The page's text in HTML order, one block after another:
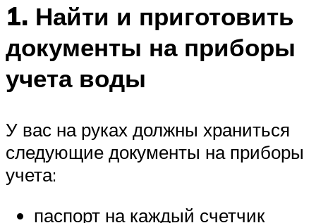
1. Найти и приготовить
документы на приборы
учета воды
У вас на руках должны храниться
следующие документы на приборы
учета:
паспорт на каждый счетчик